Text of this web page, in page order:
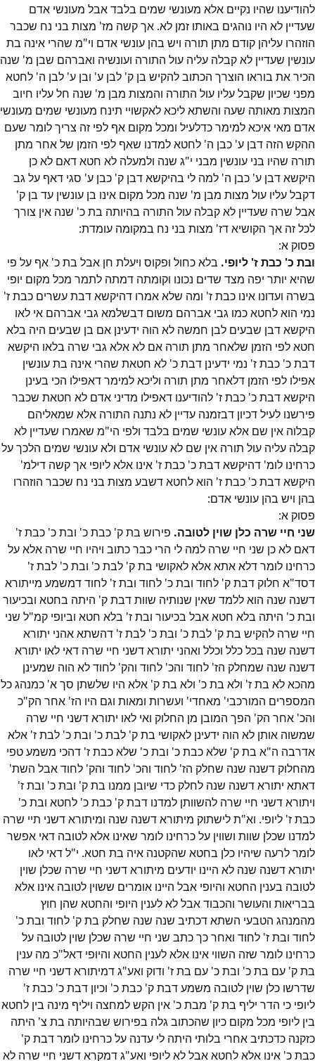
להודיענו שהיו נקיים אלא מעונשי שמים בלבד אבל מעונשי אדם
שעדיין לא היו נוהגים באותו זמן לא. אך קשה מז' מצות בני נח שכבר
הוזהרו עליהן קודם מתן תורה ויש בהן עונשי אדם וי"מ שהרי אינה בת
עונשין שעדיין לא קבלה עליה עול התורה ועונשיה ואברהם שבן מ' שנה
הכיר את בוראו הוצרך הכתוב להקיש בן ק' לבן ע' ובן ע' לבן ה' לחטא
מפני שכיון שקבל עליו עול התורה והמצות מבן מ' שנה חל עליו חיוב
המצות מאותה שעה והשתא ליכא לאקשויי תינח מעונשי שמים מעונשי
אדם מאי איכא למימר כדלעיל ומכל מקום אף לפי זה צריך לומר שעם
ההקש הזה דבן ע' כבן ה' לחטא למדנו שאף לפי הזמן של אחר מתן
תורה שהיו בני עונשין מבני י"ג שנה ולמעלה לא חטא דאם לא כן
היקשא דבן ע' כבן ה' למה לי בהיקשא דבן ק' כבן ע' סגי דאף על גב
דקבל עליו עול מצות מבן מ' שנה מכל מקום אינו בן עונשין עד בן ק'
אבל שרה שעדיין לא קבלה עול התורה בהיותה בת כ' שנה אין צורך
לכל זה אך הקושיא דז' מצות בני נח במקומה עומדת:
פסוק א:
ובת כ' כבת ז' ליופי. בלא כחול ופקוס ויעלת חן אבל בת כ' אף על פי
שהיא יותר יפה מצד שדים נכונו וקומתה דמתה לתמר מכל מקום יופי
בשרה ועדונו אינו כבת ז' ומה שלא אמרו דהיקשא דבת עשרים כבת ז'
נמי הוא לחטא כמו גבי אברהם משום דבשלמא גבי אברהם אי לאו
היקשא דבן שבעים לבן חמשה לא הוה ידעינן אם בן שבעים היה בלא
חטא לפי הזמן שלאחר מתן תורה אם לא אלא גבי שרה בלאו היקשא
דבת כ' כבת ז' נמי ידעינן דבת כ' לא חטאת שהרי אינה בת עונשין
אפילו לפי הזמן דלאחר מתן תורה וליכא למימר דאפילו הכי בעינן
היקשא דבת כ' כבת ז' להודיענו דאפילו מדיני אדם לא חטאת שכבר
פירשנו לעיל דכיון דבזמנה עדיין לא נתנה התורה אלא שמאליהם
קבלוה אין שם אלא עונשי שמים בלבד ולפי הי"מ שאמרו שעדיין לא
קבלה עליה עול תורה אין שם לא עונשי אדם ולא עונשי שמים הלכך על
כרחינו לומ' דהיקשא דבת כ' כבת ז' אינו אלא ליופי אך קשה דילמ'
היקשא דבת כ' כבת ז' הוא לחטא דשבע מצות בני נח שכבר הוזהרו
בהן ויש בהן עונשי אדם:
פסוק א:
שני חיי שרה כלן שוין לטובה. פירוש בת ק' כבת כ' ובת כ' כבת ז'
דאם לא כן שני חיי שרה למה לי הרי כבר כתוב ויהיו חיי שרה אלא על
כרחינו לומר דלא אתא אלא לאקושי בת ק' לבת כ' ובת כ' לבת ז'
דסד"א חלוק דבת ק' לחוד ובת כ' לחוד ובת ז' לחוד דמשמע מייתורא
דשנה שנה הוא ללמד שאין שנותיה שוות דבת ק' היתה בחטא ובכיעור
ובת כ' היתה בלא חטא אבל בכיעור ובת ז' בלא חטא וביופי קמ"ל שני
חיי שרה להקיש בת ק' לבת כ' ובת כ' לבת ז' דהשתא אהני יתורא
דשנה שנה בכל כלל וכלל ואהני יתורא דשני חיי שרה דאי לאו יתורא
דשנה שנה שמחלק הז' לחוד והכ' לחוד והק' לחוד לא הוה שמעינן
מהכא לא בת ז' ולא בת כ' ולא בת ק' אלא היו שלשתן סך א' כמנהג כל
המספרים המורכבי' מאחדי' ועשרות ומאות וגם היו הז' אחר הק"כ
והכ' אחר הק' הפך המובן מן החלוק ואי לאו יתורא דשני חיי שרה
שמשוה אותן לא הוה ידעינן לאקושי בת ק' לבת כ' ובת כ' לבת ז' אלא
אדרבה ה"א בת ק' שלא כבת כ' ובת כ' שלא כבת ז' דהכי משמע טפי
מהחלוק דשנה שנה שחלק הז' לחוד והכ' לחוד והק' לחוד אבל השת'
דאתא יתורא דשנה שנה לחלק כדי שיובן ממנו בת ק' ובת כ' ובת ז'
ויתורא דשני חיי שרה להשוותן למדנו דבת ק' כבת כ' לחטא ובת כ'
כבת ז' ליופי. וא"ת לישתוק מיתורא דשנה שנה ומיתורא דשני תיי שרה
למדנו שכלן שוות ושווין על כרחינו לומר שאינו אלא לטובה דאי אפשר
לומר לרעה שיהיו כלן בחטא שהקטנה איה בת חטא. י"ל דאי לאו
יתורא דשנה שנה לא היינו יודעים מיתורא דשני חיי שרה שכלן שוין
לטובה בענין החטא והיופי אבל היינו אומרים ששוין לטובה אינו אלא
בבריאות והעושר והכבוד אבל לא לענין היופי והחטא שהן חוץ
מהמנהג הטבעי השתא דכתיב שנה שנה שחלק בת ק' לחוד ובת כ'
לחוד ובת ז' לחוד ואחר כך כתב שני חיי שרה שכלן שוין לטובה על
כרחינו לומר שזה השווי אינו אלא לענין החטא והיופי דאל"כ מה ענין
בת ק' עם בת כ' ובת כ' עם בת ז' ודוק ואע"ג דמיתורא דשני חיי שרה
שדרשו כלן שוין לטובה משמע דבת ק' כבת כ' וכיון דבת כ' כבת ז'
ליופי כי הדר יליף בת ק' מבת כ' אין הקש למחצה ויליף מינה בין לחטא
בין ליופי מכל מקום כיון שהכתוב גלה בפירוש שבהיותה בת צ' היתה
כזקנה כדכתיב אחרי בלותי היתה לי עדנה על כרחינו לומר דבת ק'
כבת כ' אינו אלא לחטא אבל לא ליופי ואע"ג דמקרא דשני חיי שרה לא